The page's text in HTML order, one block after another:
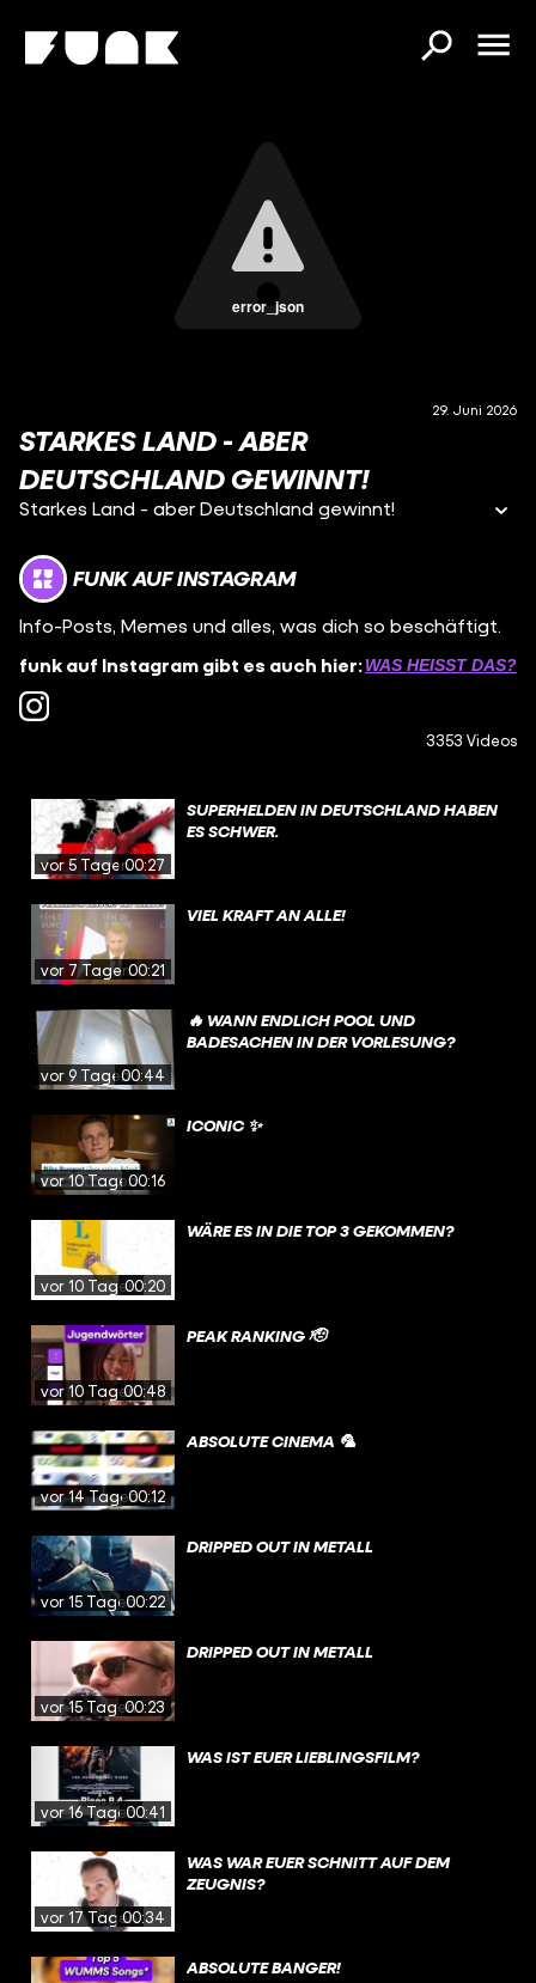
error_json
29. Juni 2026
STARKES LAND - ABER
DEUTSCHLAND GEWINNT!
Starkes Land - aber Deutschland gewinnt!
FUNK AUF INSTAGRAM
Info-Posts, Memes und alles, was dich so beschäftigt.
funk auf Instagram gibt es auch hier:WAS HEISST DAS?
3353 Videos
vor 5 Tagen00:27
SUPERHELDEN IN DEUTSCHLAND HABEN
ES SCHWER.
vor 7 Tagen00:21
VIEL KRAFT AN ALLE!
vor 9 Tagen00:44
🔥 WANN ENDLICH POOL UND
BADESACHEN IN DER VORLESUNG?
vor 10 Tagen00:16
ICONIC ✨
vor 10 Tagen00:20
WÄRE ES IN DIE TOP 3 GEKOMMEN?
vor 10 Tagen00:48
PEAK RANKING 🫡
vor 14 Tagen00:12
ABSOLUTE CINEMA 🦜
vor 15 Tagen00:22
DRIPPED OUT IN METALL
vor 15 Tagen00:23
DRIPPED OUT IN METALL
vor 16 Tagen00:41
WAS IST EUER LIEBLINGSFILM?
vor 17 Tagen00:34
WAS WAR EUER SCHNITT AUF DEM
ZEUGNIS?
ABSOLUTE BANGER!